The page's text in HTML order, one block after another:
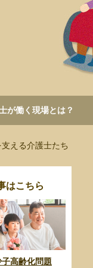
が働く現場とは？
える介護士たち
はこちら
高齢化問題